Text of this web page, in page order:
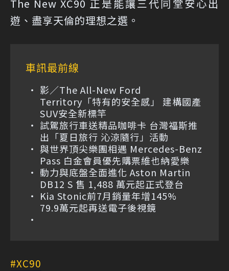
The New XC90 正是能讓三代同堂安心出
遊、盡享天倫的理想之選。
車訊最前線
影／The All-New Ford
Territory「特有的安全感」 建構國產
SUV安全新標竿
試駕旅行車送精品咖啡卡 台灣福斯推
出「夏日旅行 沁涼隨行」活動
與世界頂尖樂團相遇 Mercedes-Benz
Pass 白金會員優先購票維也納愛樂
動力與底盤全面進化 Aston Martin
DB12 S 售 1,488 萬元起正式登台
Kia Stonic前7月銷量年增145%
79.9萬元起再送電子後視鏡
XC90